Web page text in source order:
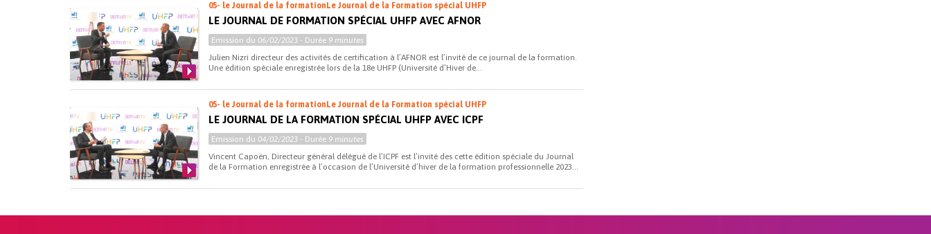
05- le Journal de la formation Le Journal de la Formation spécial UHFP
LE JOURNAL DE FORMATION SPÉCIAL UHFP AVEC AFNOR
Emission du 06/02/2023 - Durée 9 minutes
Julien Nizri directeur des activités de certification à l’AFNOR est l’invité de ce journal de la formation.
Une édition spéciale enregistrée lors de la 18e UHFP (Université d’Hiver de...
05- le Journal de la formation Le Journal de la Formation spécial UHFP
LE JOURNAL DE LA FORMATION SPÉCIAL UHFP AVEC ICPF
Emission du 04/02/2023 - Durée 9 minutes
Vincent Capoën, Directeur général délégué de l’ICPF est l’invité des cette édition spéciale du Journal
de la Formation enregistrée à l’occasion de l’Université d’hiver de la formation professionnelle 2023...